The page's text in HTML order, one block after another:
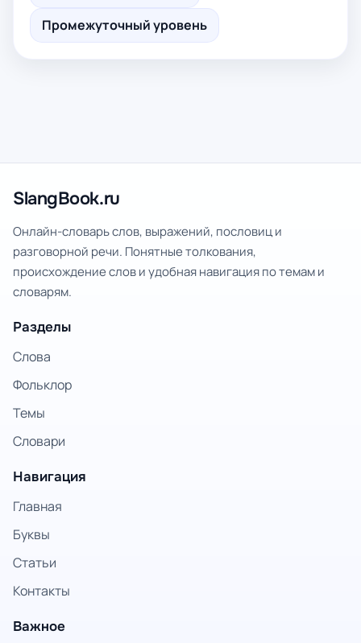
Промежуточный уровень
SlangBook.ru
Онлайн-словарь слов, выражений, пословиц и
разговорной речи. Понятные толкования,
происхождение слов и удобная навигация по темам и
словарям.
Разделы
Слова
Фольклор
Темы
Словари
Навигация
Главная
Буквы
Статьи
Контакты
Важное